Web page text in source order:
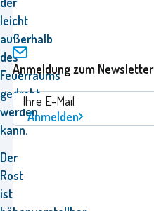
leicht
außerhalb
des
Feuerraums
gedreht
werden
kann.
Der
Rost
ist
Anmeldung zum Newsletter
Anmelden